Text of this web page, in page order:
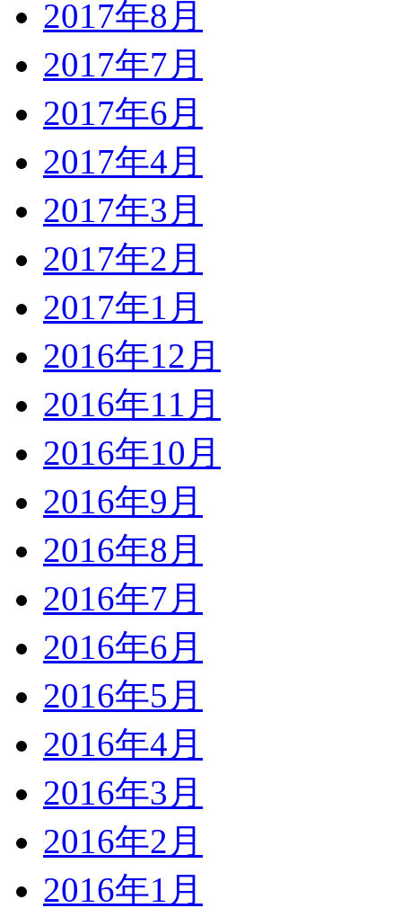
2017年8月
2017年7月
2017年6月
2017年4月
2017年3月
2017年2月
2017年1月
2016年12月
2016年11月
2016年10月
2016年9月
2016年8月
2016年7月
2016年6月
2016年5月
2016年4月
2016年3月
2016年2月
2016年1月